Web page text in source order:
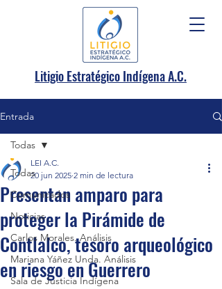
Litigio Estratégico Indígena A.C.
Entrada
Todas
Comunicados
Noticias
Carlos Morales. Análisis
Mariana Yáñez Unda. Análisis
Sala de Justicia Indígena
Todas
Presentan amparo para
proteger la Pirámide de
Contlalco, tesoro arqueológico
en riesgo en Guerrero
LEI A.C.
20 jun 2025 2 min de lectura